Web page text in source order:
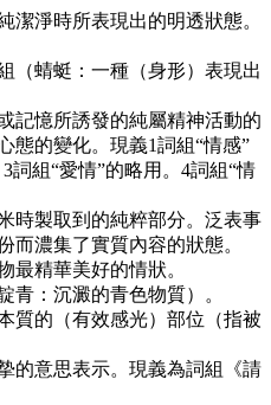
潔淨時所表現出的明透狀態。
（蜻蜓：一種（身形）表現出
記憶所誘發的純屬精神活動的
態的變化。現義1詞組“情感”
詞組“愛情”的略用。4詞組“情
時製取到的純粹部分。泛表事
而濃集了實質內容的狀態。
最精華美好的情狀。
青：沉澱的青色物質）。
質的（有效感光）部位（指被
的意思表示。現義為詞組《請